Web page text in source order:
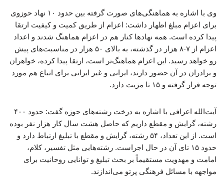
وی با اشاره به هماهنگی‌های صورت گرفته بین حدود ۱۰ نهاد حوزوی
برای اعزام مبلغ اظهار داشت: اعزام از طریق کمیت و کیفیت ارتقا
پیدا کرده است. همه نهادها کنار هم در اعزام هماهنگ شدند و اعداد
اعزام از ۷-۸ هزار در گذشته، به بالای ۵۰ هزار در مناسبت‌های پیش
رو خواهد رسید. این اعزام هماهنگ‌تر است، ارتقا پیدا کرده، خواهران
و برادران در آن حضور دارند، ایرانی و غیر ایرانی برای اتباع هم مورد
توجه قرار گرفته و ۱۵ تا مزیت دارد.
آیت‌الله اعرافی با اشاره به درخت رشته‌های حوزه گفت: حدود ۴۰۰
رشته، گرایش و مقطع داریم که حاصل هشت سال کار هزار نفر بوده
است. از این تعداد، ۵۴ رشته، گرایش و مقطع با تبلیغ ارتباط دارد و
حدود ۱۵ تای آن در حال اجراست. رشته‌هایی مثل تفسیر، کلام،
امامت و مهدویت مستقیماً بر بحث تبلیغ و توانایی روحانیت برای
مواجهه با مسائل فرهنگی پرتو می‌اندازند.